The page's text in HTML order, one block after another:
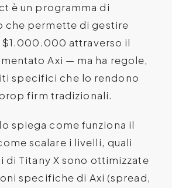
è un programma di
che permette di gestire
attraverso il
Axi — ma ha regole,
specifici che lo rendono
firm tradizionali.
spiega come funziona il
scalare i livelli, quali
di Titany X sono ottimizzate
specifiche di Axi (spread,